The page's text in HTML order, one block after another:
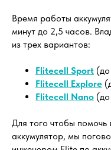
Время работы
минут до 2,5 часов.
из трех вариантов:
Flitecell Sport
Flitecell Explore
Flitecell Nano
Для того чтобы
аккумулятор, мы